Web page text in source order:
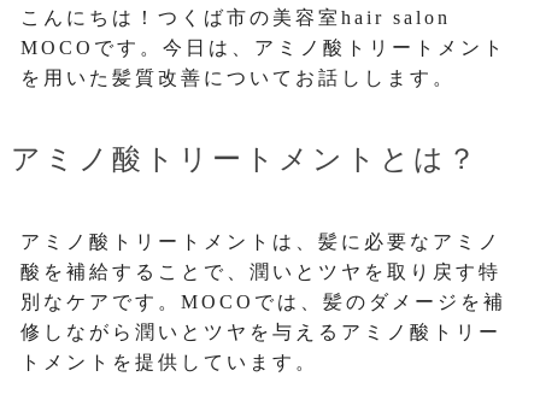
こんにちは！つくば市の美容室hair salon
MOCOです。今日は、アミノ酸トリートメント
を用いた髪質改善についてお話しします。
アミノ酸トリートメントとは？
アミノ酸トリートメントは、髪に必要なアミノ
酸を補給することで、潤いとツヤを取り戻す特
別なケアです。MOCOでは、髪のダメージを補
修しながら潤いとツヤを与えるアミノ酸トリー
トメントを提供しています。